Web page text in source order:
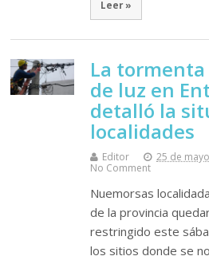
Leer »
La
de luz en
detalló la
localidades
Editor 25 de
No Comment
Nuemorsas
de la provincia
restringido este
los sitios donde se